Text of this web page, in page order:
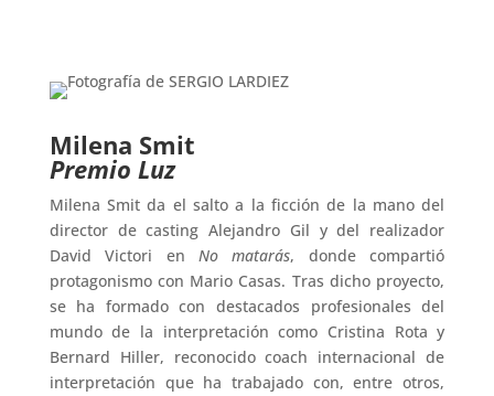
Milena Smit
Premio Luz
Milena Smit da el salto a la ficción de la mano del
director de casting Alejandro Gil y del realizador
David Victori en No matarás, donde compartió
protagonismo con Mario Casas. Tras dicho proyecto,
se ha formado con destacados profesionales del
mundo de la interpretación como Cristina Rota y
Bernard Hiller, reconocido coach internacional de
interpretación que ha trabajado con, entre otros,